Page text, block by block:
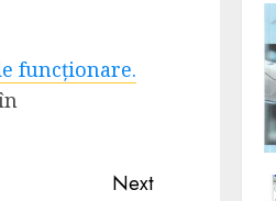
funcționare.
Next